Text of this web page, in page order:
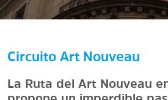
Circuito Art Nouveau
La Ruta del Art Nouveau